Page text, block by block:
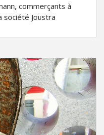
commerçants à
société Joustra